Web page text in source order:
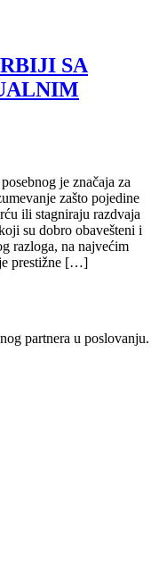
SA
je značaja za
zašto pojedine
ili stagniraju razdvaja
su dobro obavešteni i
razloga, na najvećim
prestižne […]
partnera u poslovanju.